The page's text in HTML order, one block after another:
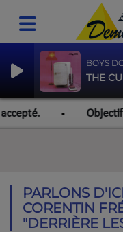
BOYS
THE
Objectif
PARLONS
CORENTIN
"DERRIÈRE